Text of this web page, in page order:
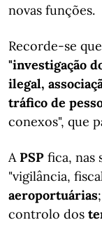
novas funções.
Recorde-se
"investigação
ilegal,
tráfico de
conexos", que
APSP fica, nas
"vigilância,
aeroportuárias
controlo dos